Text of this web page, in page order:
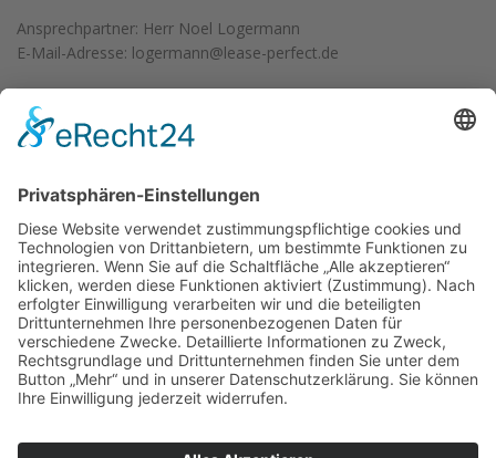
Ansprechpartner: Herr Noel Logermann
E-Mail-Adresse: logermann@lease-perfect.de
* Weitere Informationen zum offiziellen Kraftstoffverbrauch und
zu den offiziellen spezifischen CO2-Emissionen und
Leitfaden über den offiziellen Kraftstoffverbrauch, die offiziellen
spezifischen CO2-Emissionen und den offiziellen
Stromverbrauch neuer PKW entnommen werden, der an allen
Verkaufsstellen und bei der Deutschen Automobil Treuhand
GmbH unentgeltlich erhältlich ist unterwww.dat.de.